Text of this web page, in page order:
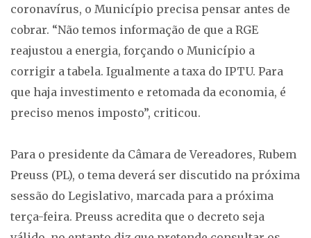
coronavírus, o Município precisa pensar antes de
cobrar. “Não temos informação de que a RGE
reajustou a energia, forçando o Município a
corrigir a tabela. Igualmente a taxa do IPTU. Para
que haja investimento e retomada da economia, é
preciso menos imposto”, criticou.
Para o presidente da Câmara de Vereadores, Rubem
Preuss (PL), o tema deverá ser discutido na próxima
sessão do Legislativo, marcada para a próxima
terça-feira. Preuss acredita que o decreto seja